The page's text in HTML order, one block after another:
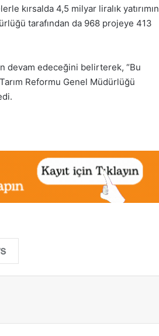
kırsalda 4,5 milyar liralık yatırımın
tarafından da 968 projeye 413
devam edeceğini belirterek, “Bu
Reformu Genel Müdürlüğü
Türkiye’de Yeşil Dönüşüm: HES Rekoru,
Geri Dönüşüm Tasarrufu ve Hürmüz
YEKA Yönetmeliğinde Düzenleme
Yapıldı: Ortaklık Yapısı Artık Bakan